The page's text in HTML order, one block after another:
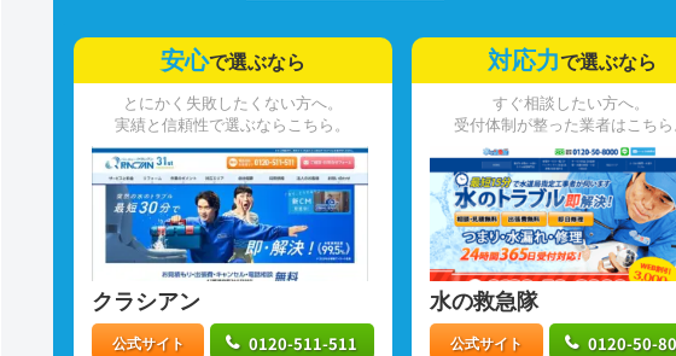
安心で選ぶなら
とにかく失敗したくない方へ。
実績と信頼性で選ぶならこちら。
クラシアン
公式サイト 0120-511-511
対応力で選ぶなら
すぐ相談したい方へ。
受付体制が整った業者はこちら
水の救急隊
公式サイト 0120-50-